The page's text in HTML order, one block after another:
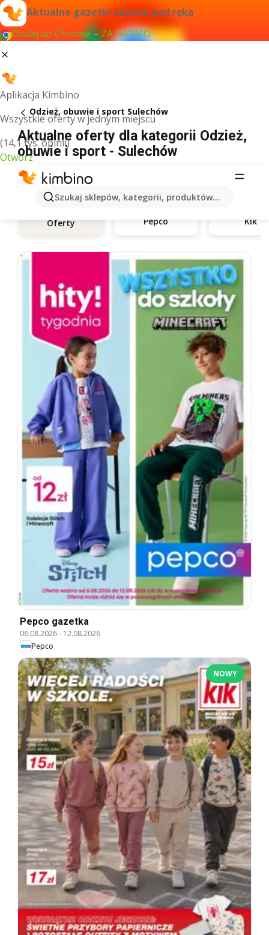
Aktualne gazetki zawsze pod ręką
Dodaj do Chrome – ZA DARMO
Aplikacja Kimbino
Wszystkie oferty w jednym miejscu
(14,1 tys. opinii)
Otwórz
Szukaj sklepów, kategorii, produktów...
Odzież, obuwie i sport Sulechów
Aktualne oferty dla kategorii Odzież,
obuwie i sport - Sulechów
Oferty Pepco Kik
Pepco gazetka
06.08.2026- 12.08.2026
Pepco
NOWY